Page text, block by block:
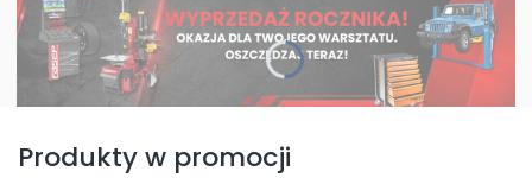
Produkty w promocji